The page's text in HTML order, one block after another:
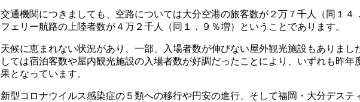
交通機関につきましても、空路については大分空港の旅客数が２万７千人（同１４
フェリー航路の上陸者数が４万２千人（同１．９％増）ということであります。
天候に恵まれない状況があり、一部、入場者数が伸びない屋外観光施設もありまし
しては宿泊客数や屋内観光施設の入場者数が好調だったことにより、いずれも昨年
果となっています。
新型コロナウイルス感染症の５類への移行や円安の進行、そして福岡・大分デステ